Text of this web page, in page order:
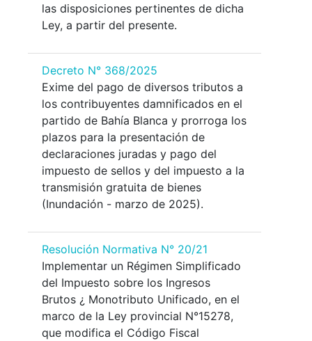
las disposiciones pertinentes de dicha
Ley, a partir del presente.
Decreto N° 368/2025
Exime del pago de diversos tributos a
los contribuyentes damnificados en el
partido de Bahía Blanca y prorroga los
plazos para la presentación de
declaraciones juradas y pago del
impuesto de sellos y del impuesto a la
transmisión gratuita de bienes
(Inundación - marzo de 2025).
Resolución Normativa N° 20/21
Implementar un Régimen Simplificado
del Impuesto sobre los Ingresos
Brutos ¿ Monotributo Unificado, en el
marco de la Ley provincial N°15278,
que modifica el Código Fiscal